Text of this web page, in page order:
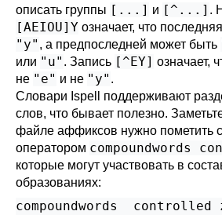
описать группы [...] и [^...] .
[AEIOU]Y означает, что
"y" , а предпоследней может быть
или "u" . Запись [^EY] означает,
не "e" и не "y" .
Словари Ispell поддерживают
слов, что бывает полезно.
файле аффиксов нужно пометить
оператором compoundwords
которые могут участвовать в
образованиях:
compoundwords  controlled